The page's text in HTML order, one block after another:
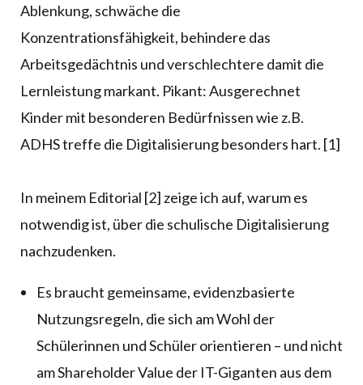
Ablenkung, schwäche die
Konzentrationsfähigkeit, behindere das
Arbeitsgedächtnis und verschlechtere damit die
Lernleistung markant. Pikant: Ausgerechnet
Kinder mit besonderen Bedürfnissen wie z.B.
ADHS treffe die Digitalisierung besonders hart. [1]
In meinem Editorial [2] zeige ich auf, warum es
notwendig ist, über die schulische Digitalisierung
nachzudenken.
Es braucht gemeinsame, evidenzbasierte
Nutzungsregeln, die sich am Wohl der
Schülerinnen und Schüler orientieren – und nicht
am Shareholder Value der IT-Giganten aus dem